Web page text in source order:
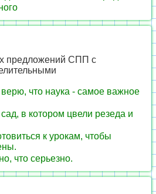
предложений СПП с
что наука - самое важное
в котором цвели резеда и
к урокам, чтобы
что серьезно.